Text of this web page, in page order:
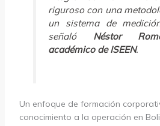
riguroso con una
un sistema de
señaló Néstor
académico de ISEEN.
Un enfoque de formación
conocimiento a la operación en